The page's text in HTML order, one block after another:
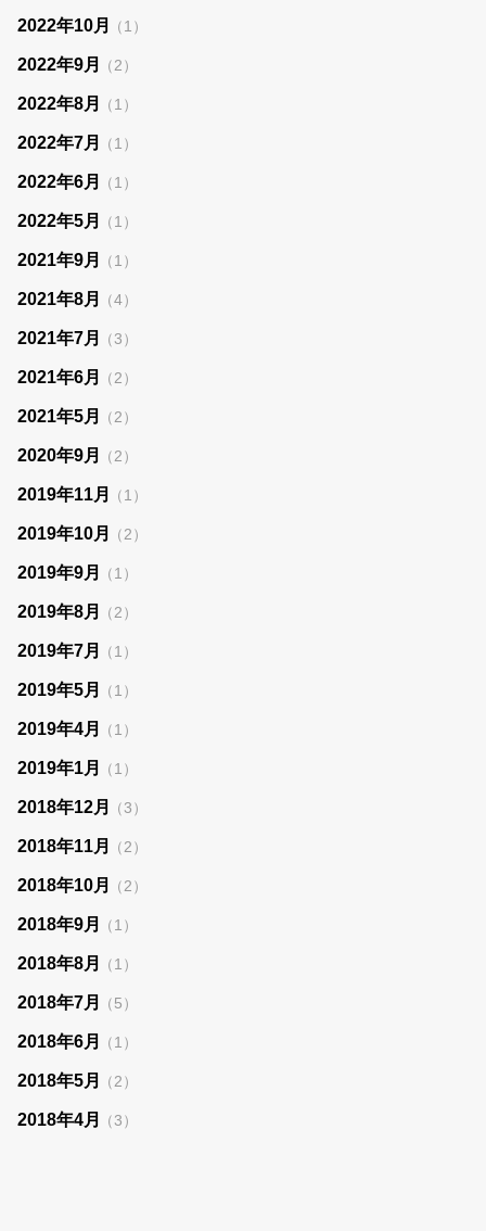
2022年10月 （1）
2022年9月 （2）
2022年8月 （1）
2022年7月 （1）
2022年6月 （1）
2022年5月 （1）
2021年9月 （1）
2021年8月 （4）
2021年7月 （3）
2021年6月 （2）
2021年5月 （2）
2020年9月 （2）
2019年11月 （1）
2019年10月 （2）
2019年9月 （1）
2019年8月 （2）
2019年7月 （1）
2019年5月 （1）
2019年4月 （1）
2019年1月 （1）
2018年12月 （3）
2018年11月 （2）
2018年10月 （2）
2018年9月 （1）
2018年8月 （1）
2018年7月 （5）
2018年6月 （1）
2018年5月 （2）
2018年4月 （3）